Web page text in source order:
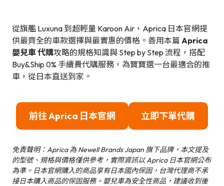
從旗艦 Luxuna 到超輕量 Karoon Air，Aprica 日本官網提
供最齊全的車款選擇與最實惠的價格。善用本篇 Aprica
嬰兒車 代購攻略的規格知識與 Step by Step 流程，搭配
Buy&Ship 0% 手續費代購服務，為寶寶選一台最適合的推
車，從日本直送到家。
前往 Aprica 日本官網 立即下單代購
免責聲明：Aprica 為 Newell Brands Japan 旗下品牌，本文提及
的型號、規格與價格僅供參考，實際資訊以 Aprica 日本官網公布
為準。日本官網購入的商品享有日本國內保固，台灣代理商不承
接日本購入商品的保固服務。嬰兒車為安全性商品，建議收到後